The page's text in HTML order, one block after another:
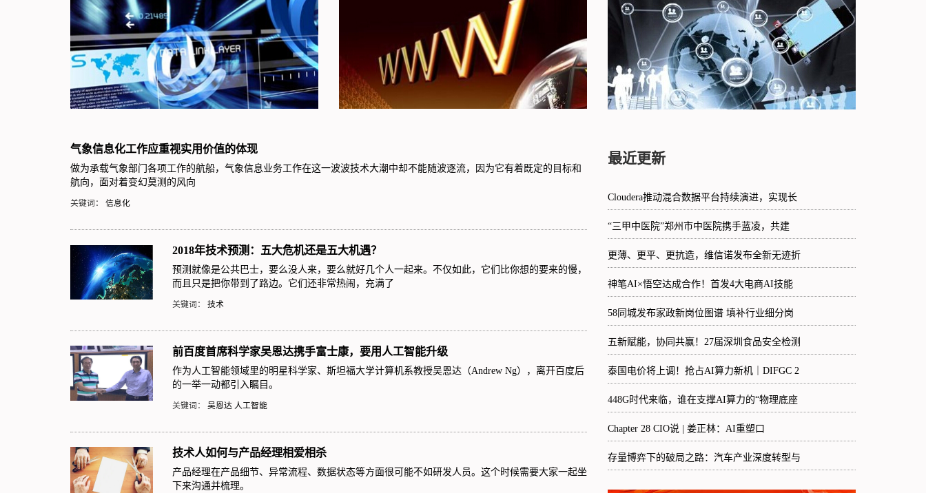
气象信息化工作应重视实用价值的体现
做为承载气象部门各项工作的航船，气象信息业务工作在这一波波技术大潮中却不能随波逐流，因为它有着既定的目标和
航向，面对着变幻莫测的风向
关键词： 信息化
2018年技术预测：五大危机还是五大机遇？
预测就像是公共巴士，要么没人来，要么就好几个人一起来。不仅如此，它们比你想的要来的慢，
而且只是把你带到了路边。它们还非常热闹，充满了
关键词： 技术
前百度首席科学家吴恩达携手富士康，要用人工智能升级
作为人工智能领域里的明星科学家、斯坦福大学计算机系教授吴恩达（Andrew Ng），离开百度后
的一举一动都引入瞩目。
关键词： 吴恩达 人工智能
技术人如何与产品经理相爱相杀
产品经理在产品细节、异常流程、数据状态等方面很可能不如研发人员。这个时候需要大家一起坐
下来沟通并梳理。
最近更新
Cloudera推动混合数据平台持续演进，实现长
“三甲中医院”郑州市中医院携手蓝凌，共建
更薄、更平、更抗造，维信诺发布全新无迹折
神笔AI×悟空达成合作！首发4大电商AI技能
58同城发布家政新岗位图谱 填补行业细分岗
五新赋能，协同共赢！27届深圳食品安全检测
泰国电价将上调！抢占AI算力新机｜DIFGC 2
448G时代来临，谁在支撑AI算力的“物理底座
Chapter 28 CIO说 | 姜正林：AI重塑口
存量博弈下的破局之路：汽车产业深度转型与